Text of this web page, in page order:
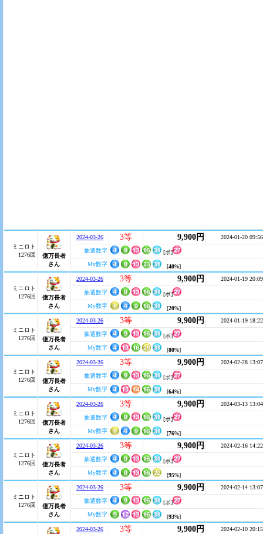
ミニロト
1276回
億万長者
さん
2024-03-26 3等 9,900円 2024-01-20 09:56
抽選数字
[ボ]
My数字
[40%]
ミニロト
1276回
億万長者
さん
2024-03-26 3等 9,900円 2024-01-19 20:09
抽選数字
[ボ]
My数字
[20%]
ミニロト
1276回
億万長者
さん
2024-03-26 3等 9,900円 2024-01-19 18:22
抽選数字
[ボ]
My数字
[80%]
ミニロト
1276回
億万長者
さん
2024-03-26 3等 9,900円 2024-02-28 13:07
抽選数字
[ボ]
My数字
[64%]
ミニロト
1276回
億万長者
さん
2024-03-26 3等 9,900円 2024-03-13 13:04
抽選数字
[ボ]
My数字
[76%]
ミニロト
1276回
億万長者
さん
2024-03-26 3等 9,900円 2024-02-16 14:22
抽選数字
[ボ]
My数字
[95%]
ミニロト
1276回
億万長者
さん
2024-03-26 3等 9,900円 2024-02-14 13:07
抽選数字
[ボ]
My数字
[93%]
2024-03-26 3等 9,900円 2024-02-10 20:15